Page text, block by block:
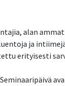
alan
ja
erityisesti